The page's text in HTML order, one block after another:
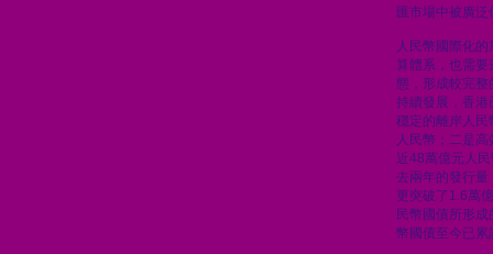
匯市場中被廣
人民幣國際化
算體系，也需要
態，形成較完整
持續發展，香港
穩定的離岸人
人民幣；二是
近48萬億元人
去兩年的發行
更突破了1.6萬
民幣國債所形
幣國債至今已